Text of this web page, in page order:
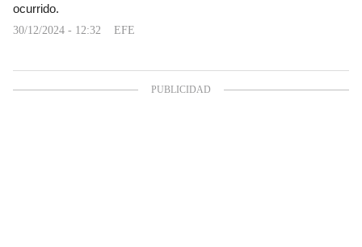
ocurrido.
30/12/2024 - 12:32 EFE